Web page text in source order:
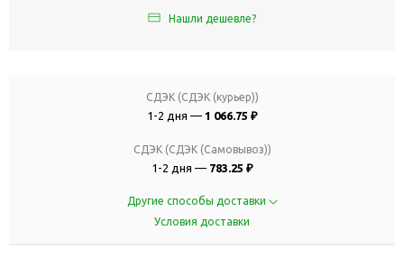
Нашли дешевле?
СДЭК (СДЭК (курьер))
1-2 дня — 1 066.75 ₽
СДЭК (СДЭК (Самовывоз))
1-2 дня — 783.25 ₽
Другие способы доставки
Условия доставки